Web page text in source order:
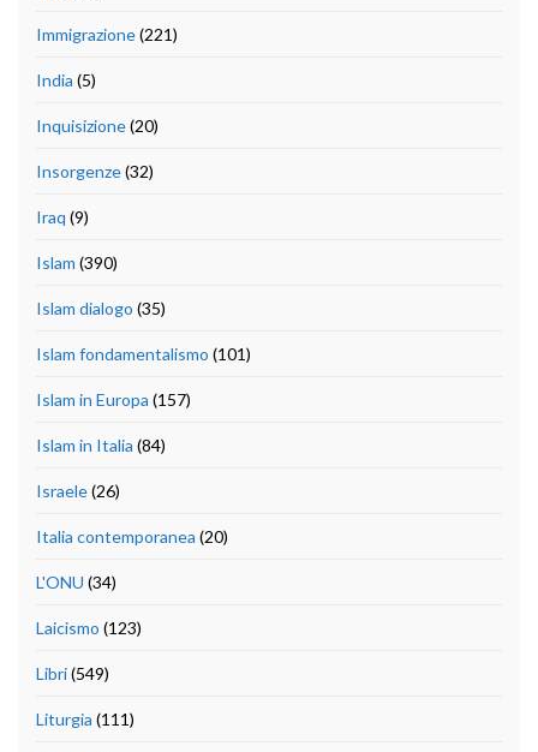
Immigrazione(221)
India (5)
Inquisizione(20)
Insorgenze(32)
Iraq (9)
Islam (390)
Islam dialogo (35)
Islam fondamentalismo (101)
Islam in Europa (157)
Islam in Italia (84)
Israele(26)
Italia contemporanea (20)
L'ONU (34)
Laicismo (123)
Libri(549)
Liturgia (111)